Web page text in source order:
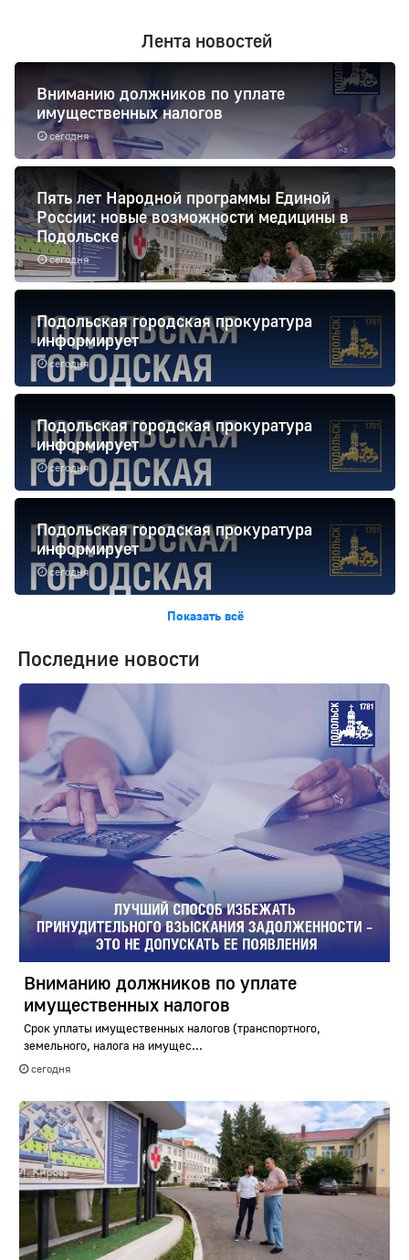
Лента новостей
сегодня
Вниманию должников по уплате
имущественных налогов
сегодня
Пять лет Народной программы Единой
России: новые возможности медицины в
Подольске
сегодня
Подольская городская прокуратура
информирует
сегодня
Подольская городская прокуратура
информирует
сегодня
Подольская городская прокуратура
информирует
Показать всё
Последние новости
Вниманию должников по уплате
имущественных налогов
Срок уплаты имущественных налогов (транспортного,
земельного, налога на имущес...
сегодня